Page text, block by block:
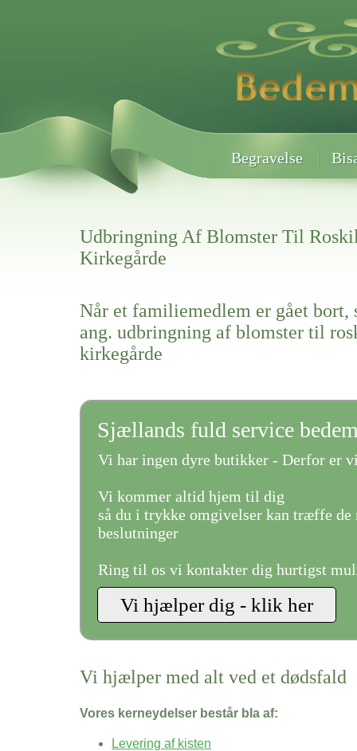
Begravelse
Udbringning Af Blomster Til
Kirkegårde
Når et familiemedlem er gået bort,
ang. udbringning af blomster til
kirkegårde
Sjællands fuld service
Vi har ingen dyre butikker - Derfor er
Vi kommer altid hjem til dig
så du i trykke omgivelser kan træffe de
beslutninger
Ring til os vi kontakter dig hurtigst
Vi hjælper med alt ved et dødsfald
Vores kerneydelser består bla af:
Levering af kisten